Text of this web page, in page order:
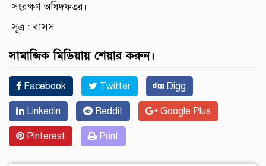
সংরক্ষণ অধিদফতর।
সূত্র : বাসস
সামাজিক মিডিয়ায় শেয়ার করুন।
Facebook Twitter Digg
Linkedin Reddit Google Plus
Pinterest Print